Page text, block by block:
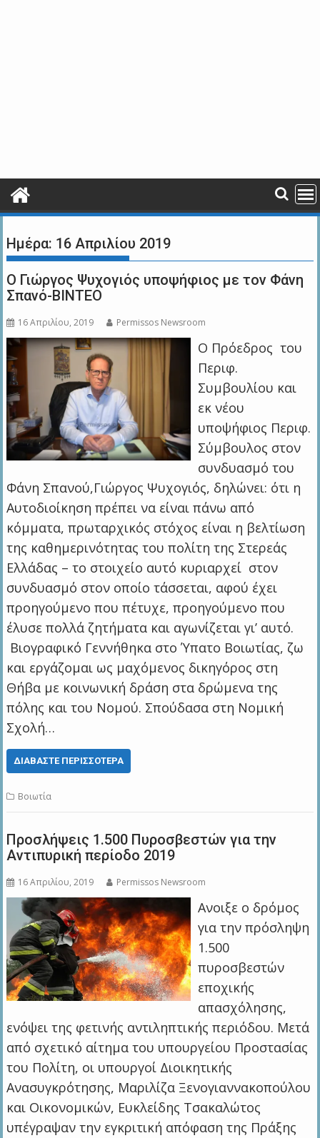
Ημέρα: 16 Απριλίου 2019
Ο Γιώργος Ψυχογιός υποψήφιος με τον Φάνη
Σπανό-ΒΙΝΤΕΟ
16 Απριλίου, 2019 Permissos Newsroom
Ο Πρόεδρος του
Περιφ.
Συμβουλίου και
εκ νέου
υποψήφιος Περιφ.
Σύμβουλος στον
συνδυασμό του
Φάνη Σπανού,Γιώργος Ψυχογιός, δηλώνει: ότι η
Αυτοδιοίκηση πρέπει να είναι πάνω από
κόμματα, πρωταρχικός στόχος είναι η βελτίωση
της καθημερινότητας του πολίτη της Στερεάς
Ελλάδας – το στοιχείο αυτό κυριαρχεί στον
συνδυασμό στον οποίο τάσσεται, αφού έχει
προηγούμενο που πέτυχε, προηγούμενο που
έλυσε πολλά ζητήματα και αγωνίζεται γι’ αυτό.
Βιογραφικό Γεννήθηκα στο Ύπατο Βοιωτίας, ζω
και εργάζομαι ως μαχόμενος δικηγόρος στη
Θήβα με κοινωνική δράση στα δρώμενα της
πόλης και του Νομού. Σπούδασα στη Νομική
Σχολή…
ΔΙΑΒΆΣΤΕ ΠΕΡΙΣΣΌΤΕΡΑ
Βοιωτία
Προσλήψεις 1.500 Πυροσβεστών για την
Αντιπυρική περίοδο 2019
16 Απριλίου, 2019 Permissos Newsroom
Ανοιξε ο δρόμος
για την πρόσληψη
1.500
πυροσβεστών
εποχικής
απασχόλησης,
ενόψει της φετινής αντιληπτικής περιόδου. Μετά
από σχετικό αίτημα του υπουργείου Προστασίας
του Πολίτη, οι υπουργοί Διοικητικής
Ανασυγκρότησης, Μαριλίζα Ξενογιαννακοπούλου
και Οικονομικών, Ευκλείδης Τσακαλώτος
υπέγραψαν την εγκριτική απόφαση της Πράξης